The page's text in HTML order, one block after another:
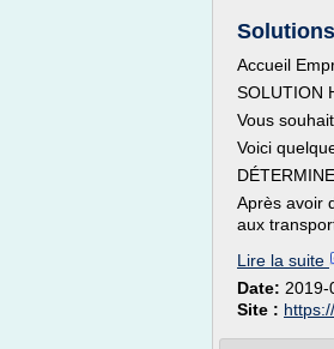
Accueil
SOLUTION
Vous
Voici
Après avoir
aux
Lire la suite
Date: 2019-
Site :